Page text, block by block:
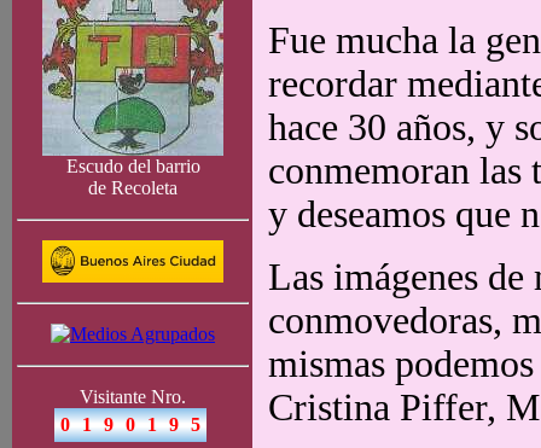
Escudo del barrio
de Recoleta
Visitante Nro.
Fue mucha la
recordar
hace 30 años, y
conmemoran las
y deseamos que
Las imágenes de
conmovedoras,
mismas
Cristina Piffer,